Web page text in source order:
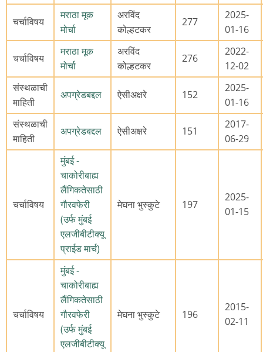
चर्चाविषय
मराठा मूक
मोर्चा
अरविंद
कोल्हटकर
277
2025-
01-16
चर्चाविषय
मराठा मूक
मोर्चा
अरविंद
कोल्हटकर
276
2022-
12-02
संस्थळाची
माहिती
अपग्रेडबद्दल ऐसीअक्षरे 152
2025-
01-16
संस्थळाची
माहिती
अपग्रेडबद्दल ऐसीअक्षरे 151
2017-
06-29
चर्चाविषय
मुंबई -
चाकोरीबाह्य
लैंगिकतेसाठी
गौरवफेरी
(उर्फ मुंबई
एलजीबीटीक्यू
प्राईड मार्च)
मेघना भुस्कुटे 197
2025-
01-15
चर्चाविषय
मुंबई -
चाकोरीबाह्य
लैंगिकतेसाठी
गौरवफेरी
(उर्फ मुंबई
एलजीबीटीक्यू
मेघना भुस्कुटे 196
2015-
02-11